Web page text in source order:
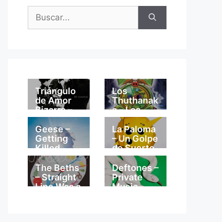
Triángulo
de Amor
Bizarro –
Mi
Catedral
Los
Thuthanak
a – Los
Thuthanak
a
Geese –
Getting
Killed
La Paloma
– Un Golpe
de Suerte
The Beths
– Straight
Line Was a
Deftones –
Private
Music